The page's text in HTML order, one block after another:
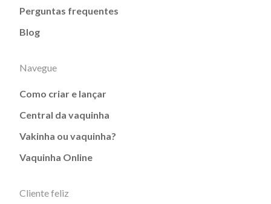
Perguntas frequentes
Blog
Navegue
Como criar e lançar
Central da vaquinha
Vakinha ou vaquinha?
Vaquinha Online
Cliente feliz